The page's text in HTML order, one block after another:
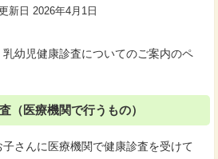
日 2026年4月1日
乳幼児健康診査についてのご案内のペ
（医療機関で行うもの）
さんに医療機関で健康診査を受けて